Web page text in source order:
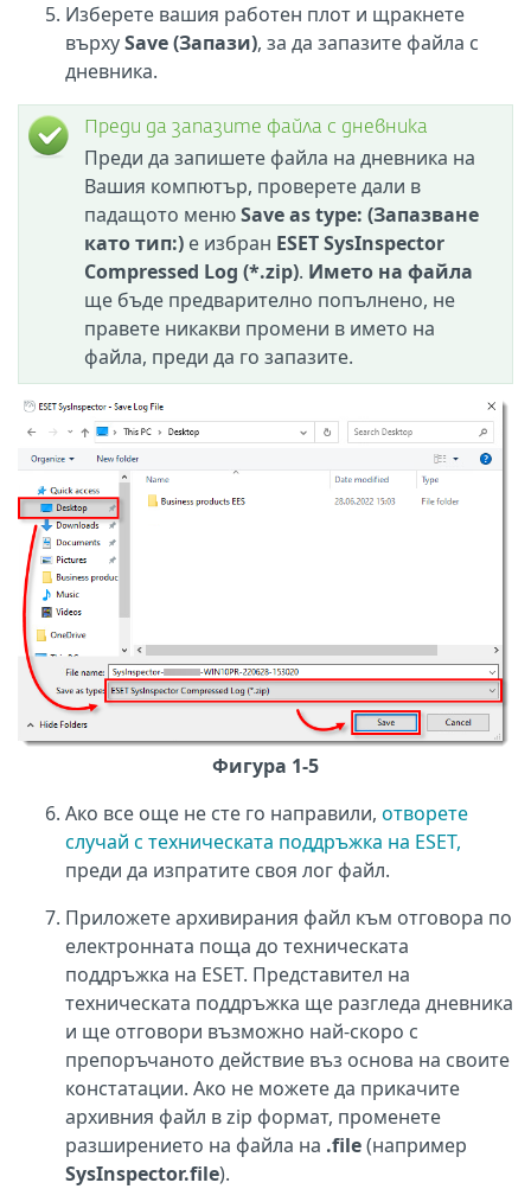
Изберете вашия работен плот и щракнете
върхуSave (Запази), за да запазите файла с
дневника.
Преди да запазите файла с дневника
Преди да запишете файла на дневника на
Вашия компютър, проверете дали в
падащото менюSave as type: (Запазване
като тип:) е избран ESET SysInspector
Compressed Log (*.zip). Името на файла
ще бъде предварително попълнено, не
правете никакви промени в името на
файла, преди да го запазите.
Фигура 1-5
Ако все още не сте го направили, отворете
случай с техническата поддръжка на ESET,
преди да изпратите своя лог файл.
Приложете архивирания файл към отговора по
електронната поща до техническата
поддръжка на ESET. Представител на
техническата поддръжка ще разгледа дневника
и ще отговори възможно най-скоро с
препоръчаното действие въз основа на своите
констатации. Ако не можете да прикачите
архивния файл в zip формат, променете
разширението на файла на .file(например
SysInspector.file).